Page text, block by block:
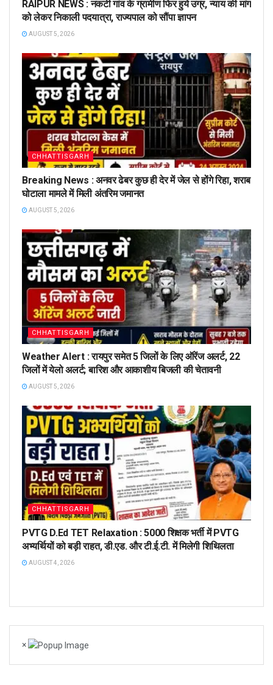
RAIPUR NEWS : नकटी गांव के ग्रामीण फिर हुये उग्र, न्याय की मांग
को लेकर निकाली पदयात्रा, राज्यपाल को सौंपा ज्ञापन
AUGUST 5, 2026
CHHATTISGARH
Breaking News : अनवर ढेबर कुछ ही देर में जेल से होंगे रिहा, शराब
घोटाला मामले में मिली अंतरिम जमानत
AUGUST 5, 2026
CHHATTISGARH
Weather Alert : रायपुर समेत 5 जिलों के लिए ऑरेंज अलर्ट, 22
जिलों में येलो अलर्ट; बारिश और आकाशीय बिजली की चेतावनी
AUGUST 5, 2026
CHHATTISGARH
PVTG D.Ed TET Relaxation : 5000 शिक्षक भर्ती में PVTG
अभ्यर्थियों को बड़ी राहत, डी.एड. और टी.ई.टी. में मिलेगी शिथिलता
AUGUST 4, 2026
×